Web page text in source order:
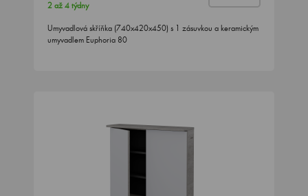
2 až 4 týdny
Umyvadlová skříňka (740x420x450) s 1 zásuvkou a keramickým
umyvadlem Euphoria 80